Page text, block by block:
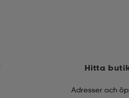
Hitta
Adresser och